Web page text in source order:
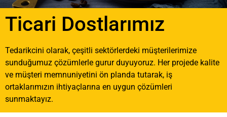
Ticari Dostlarımız
Tedarikcini olarak, çeşitli sektörlerdeki müşterilerimize
sunduğumuz çözümlerle gurur duyuyoruz. Her projede kalite
ve müşteri memnuniyetini ön planda tutarak, iş
ortaklarımızın ihtiyaçlarına en uygun çözümleri
sunmaktayız.